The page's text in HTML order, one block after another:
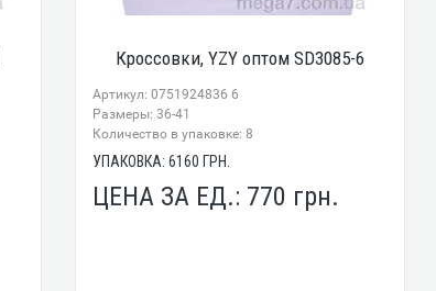
Кроссовки, YZY оптом SD3085-6
Артикул: 0751924836 6
Размеры: 36-41
Количество в упаковке: 8
УПАКОВКА:6160 ГРН.
ЦЕНА ЗА ЕД.: 770 грн.